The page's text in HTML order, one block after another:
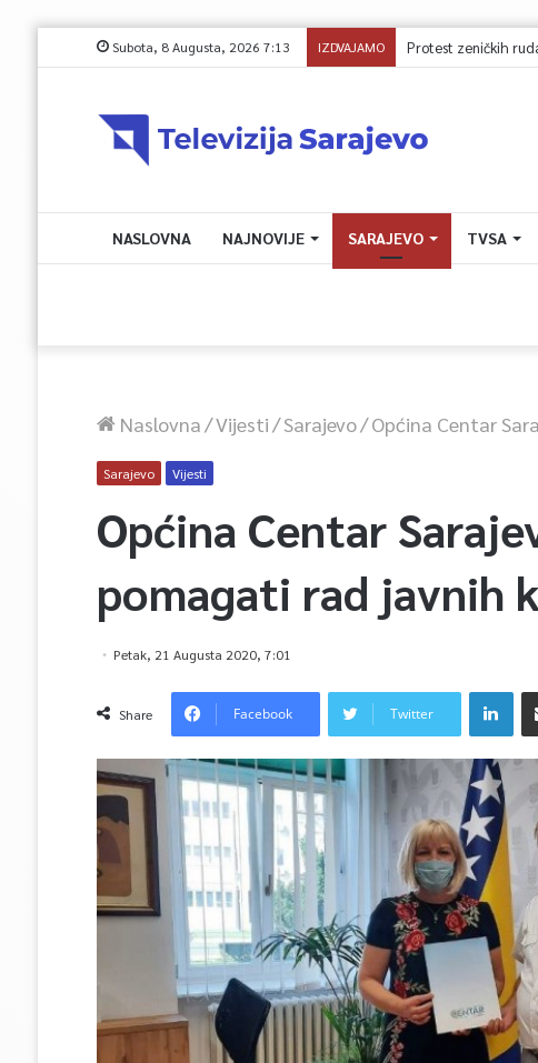
Subota, 8 Augusta, 2026 7:13 IZDVAJAMO
NASLOVNA NAJNOVIJE SARAJEVO TVSA
Naslovna/Vijesti/Sarajevo/Općina Centar
Sarajevo Vijesti
Općina Centar
pomagati rad javnih
Petak, 21 Augusta 2020, 7:01
Share Facebook Twitter